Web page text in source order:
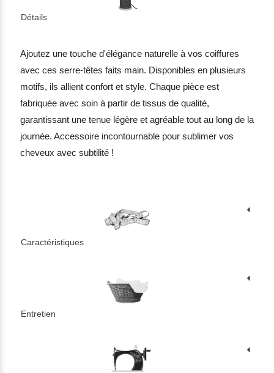
Détails
Ajoutez une touche d'élégance naturelle à vos coiffures
avec ces serre-têtes faits main. Disponibles en plusieurs
motifs, ils allient confort et style. Chaque pièce est
fabriquée avec soin à partir de tissus de qualité,
garantissant une tenue légère et agréable tout au long de la
journée. Accessoire incontournable pour sublimer vos
cheveux avec subtilité !
Caractéristiques
Entretien